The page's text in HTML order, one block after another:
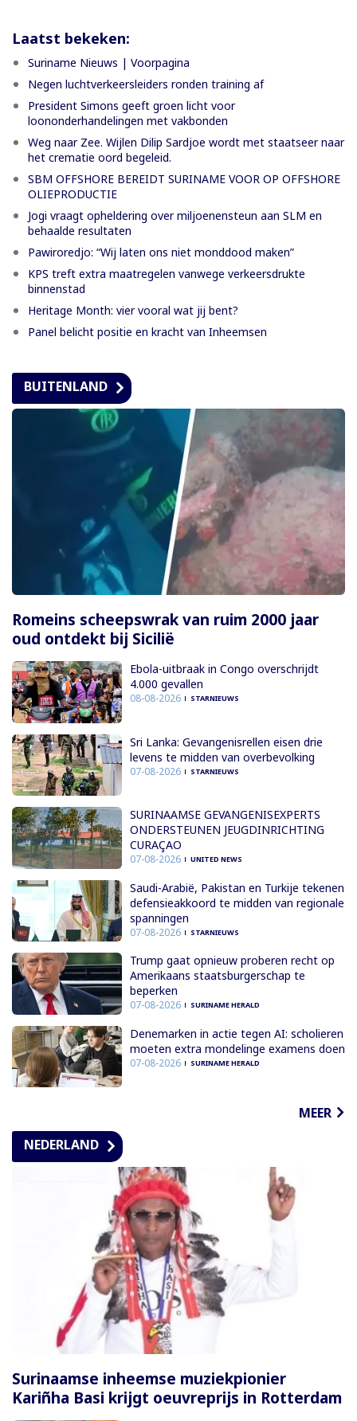
Laatst bekeken:
Suriname Nieuws | Voorpagina
Negen luchtverkeersleiders ronden training af
President Simons geeft groen licht voor
loononderhandelingen met vakbonden
Weg naar Zee. Wijlen Dilip Sardjoe wordt met staatseer naar
het crematie oord begeleid.
SBM OFFSHORE BEREIDT SURINAME VOOR OP OFFSHORE
OLIEPRODUCTIE
Jogi vraagt opheldering over miljoenensteun aan SLM en
behaalde resultaten
Pawiroredjo: “Wij laten ons niet monddood maken”
KPS treft extra maatregelen vanwege verkeersdrukte
binnenstad
Heritage Month: vier vooral wat jij bent?
Panel belicht positie en kracht van Inheemsen
BUITENLAND
Romeins scheepswrak van ruim 2000 jaar
oud ontdekt bij Sicilië
Ebola-uitbraak in Congo overschrijdt
4.000 gevallen
08-08-2026 STARNIEUWS
Sri Lanka: Gevangenisrellen eisen drie
levens te midden van overbevolking
07-08-2026 STARNIEUWS
SURINAAMSE GEVANGENISEXPERTS
ONDERSTEUNEN JEUGDINRICHTING
CURAÇAO
07-08-2026 UNITED NEWS
Saudi-Arabië, Pakistan en Turkije tekenen
defensieakkoord te midden van regionale
spanningen
07-08-2026 STARNIEUWS
Trump gaat opnieuw proberen recht op
Amerikaans staatsburgerschap te
beperken
07-08-2026 SURINAME HERALD
Denemarken in actie tegen AI: scholieren
moeten extra mondelinge examens doen
07-08-2026 SURINAME HERALD
MEER
NEDERLAND
Surinaamse inheemse muziekpionier
Kariñha Basi krijgt oeuvreprijs in Rotterdam